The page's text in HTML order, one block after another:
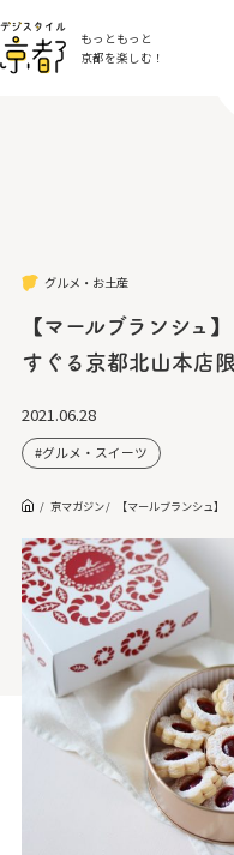
もっともっと
京都を楽しむ！
グルメ・お土産
【マールブランシュ
すぐる京都北山本店
2021.06.28
グルメ・スイーツ
京マガジン 【マールブランシュ